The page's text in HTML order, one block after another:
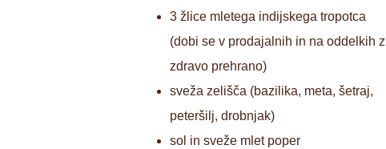
3 žlice mletega indijskega tropotca
(dobi se v prodajalnih in na oddelkih z
zdravo prehrano)
sveža zelišča (bazilika, meta, šetraj,
peteršilj, drobnjak)
sol in sveže mlet poper